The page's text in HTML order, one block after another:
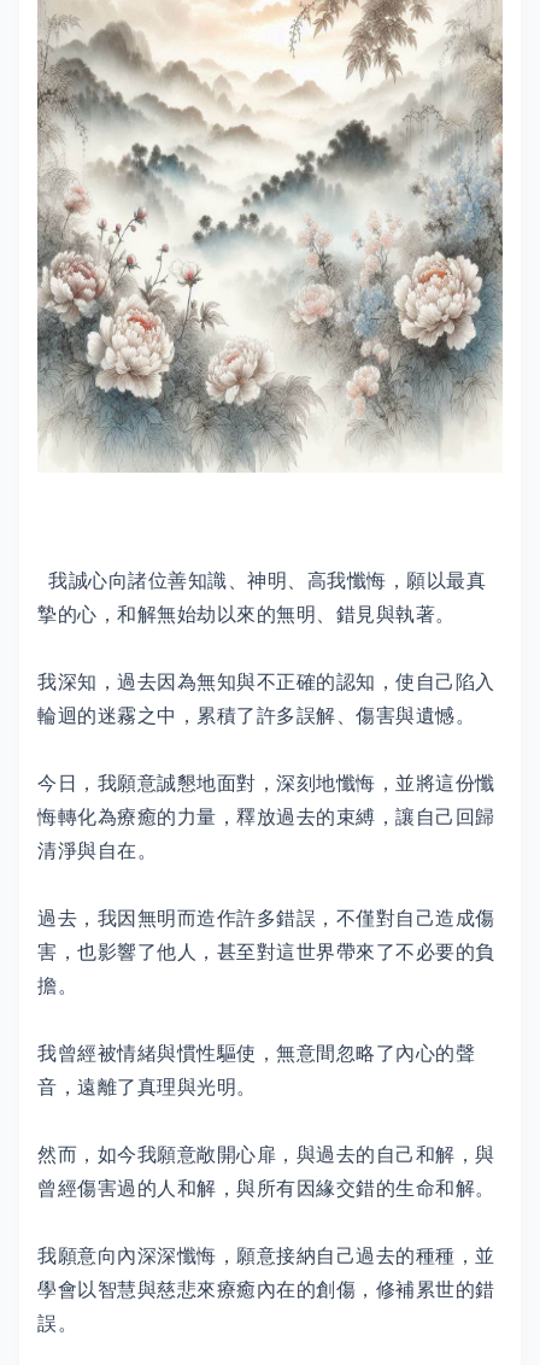
我誠心向諸位善知識、神明、高我懺悔，願以最真
摯的心，和解無始劫以來的無明、錯見與執著。
我深知，過去因為無知與不正確的認知，使自己陷入
輪迴的迷霧之中，累積了許多誤解、傷害與遺憾。
今日，我願意誠懇地面對，深刻地懺悔，並將這份懺
悔轉化為療癒的力量，釋放過去的束縛，讓自己回歸
清淨與自在。
過去，我因無明而造作許多錯誤，不僅對自己造成傷
害，也影響了他人，甚至對這世界帶來了不必要的負
擔。
我曾經被情緒與慣性驅使，無意間忽略了內心的聲
音，遠離了真理與光明。
然而，如今我願意敞開心扉，與過去的自己和解，與
曾經傷害過的人和解，與所有因緣交錯的生命和解。
我願意向內深深懺悔，願意接納自己過去的種種，並
學會以智慧與慈悲來療癒內在的創傷，修補累世的錯
誤。